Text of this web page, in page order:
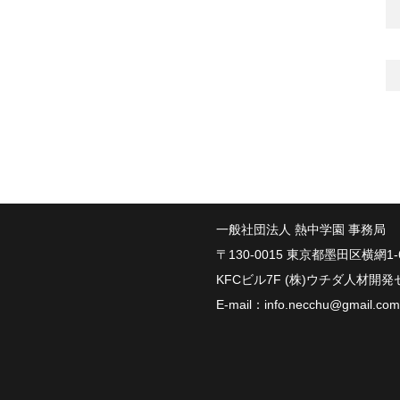
一般社団法人 熱中学園 事務局
〒130-0015 東京都墨田区横網
KFCビル7F (株)ウチダ人材開発
E-mail： info.necchu@gmail.com